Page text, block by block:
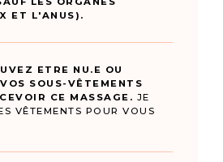
ET L'ANUS).
ETRE NU.E OU
SOUS-VÊTEMENTS
CE MASSAGE. JE
VÊTEMENTS POUR VOUS